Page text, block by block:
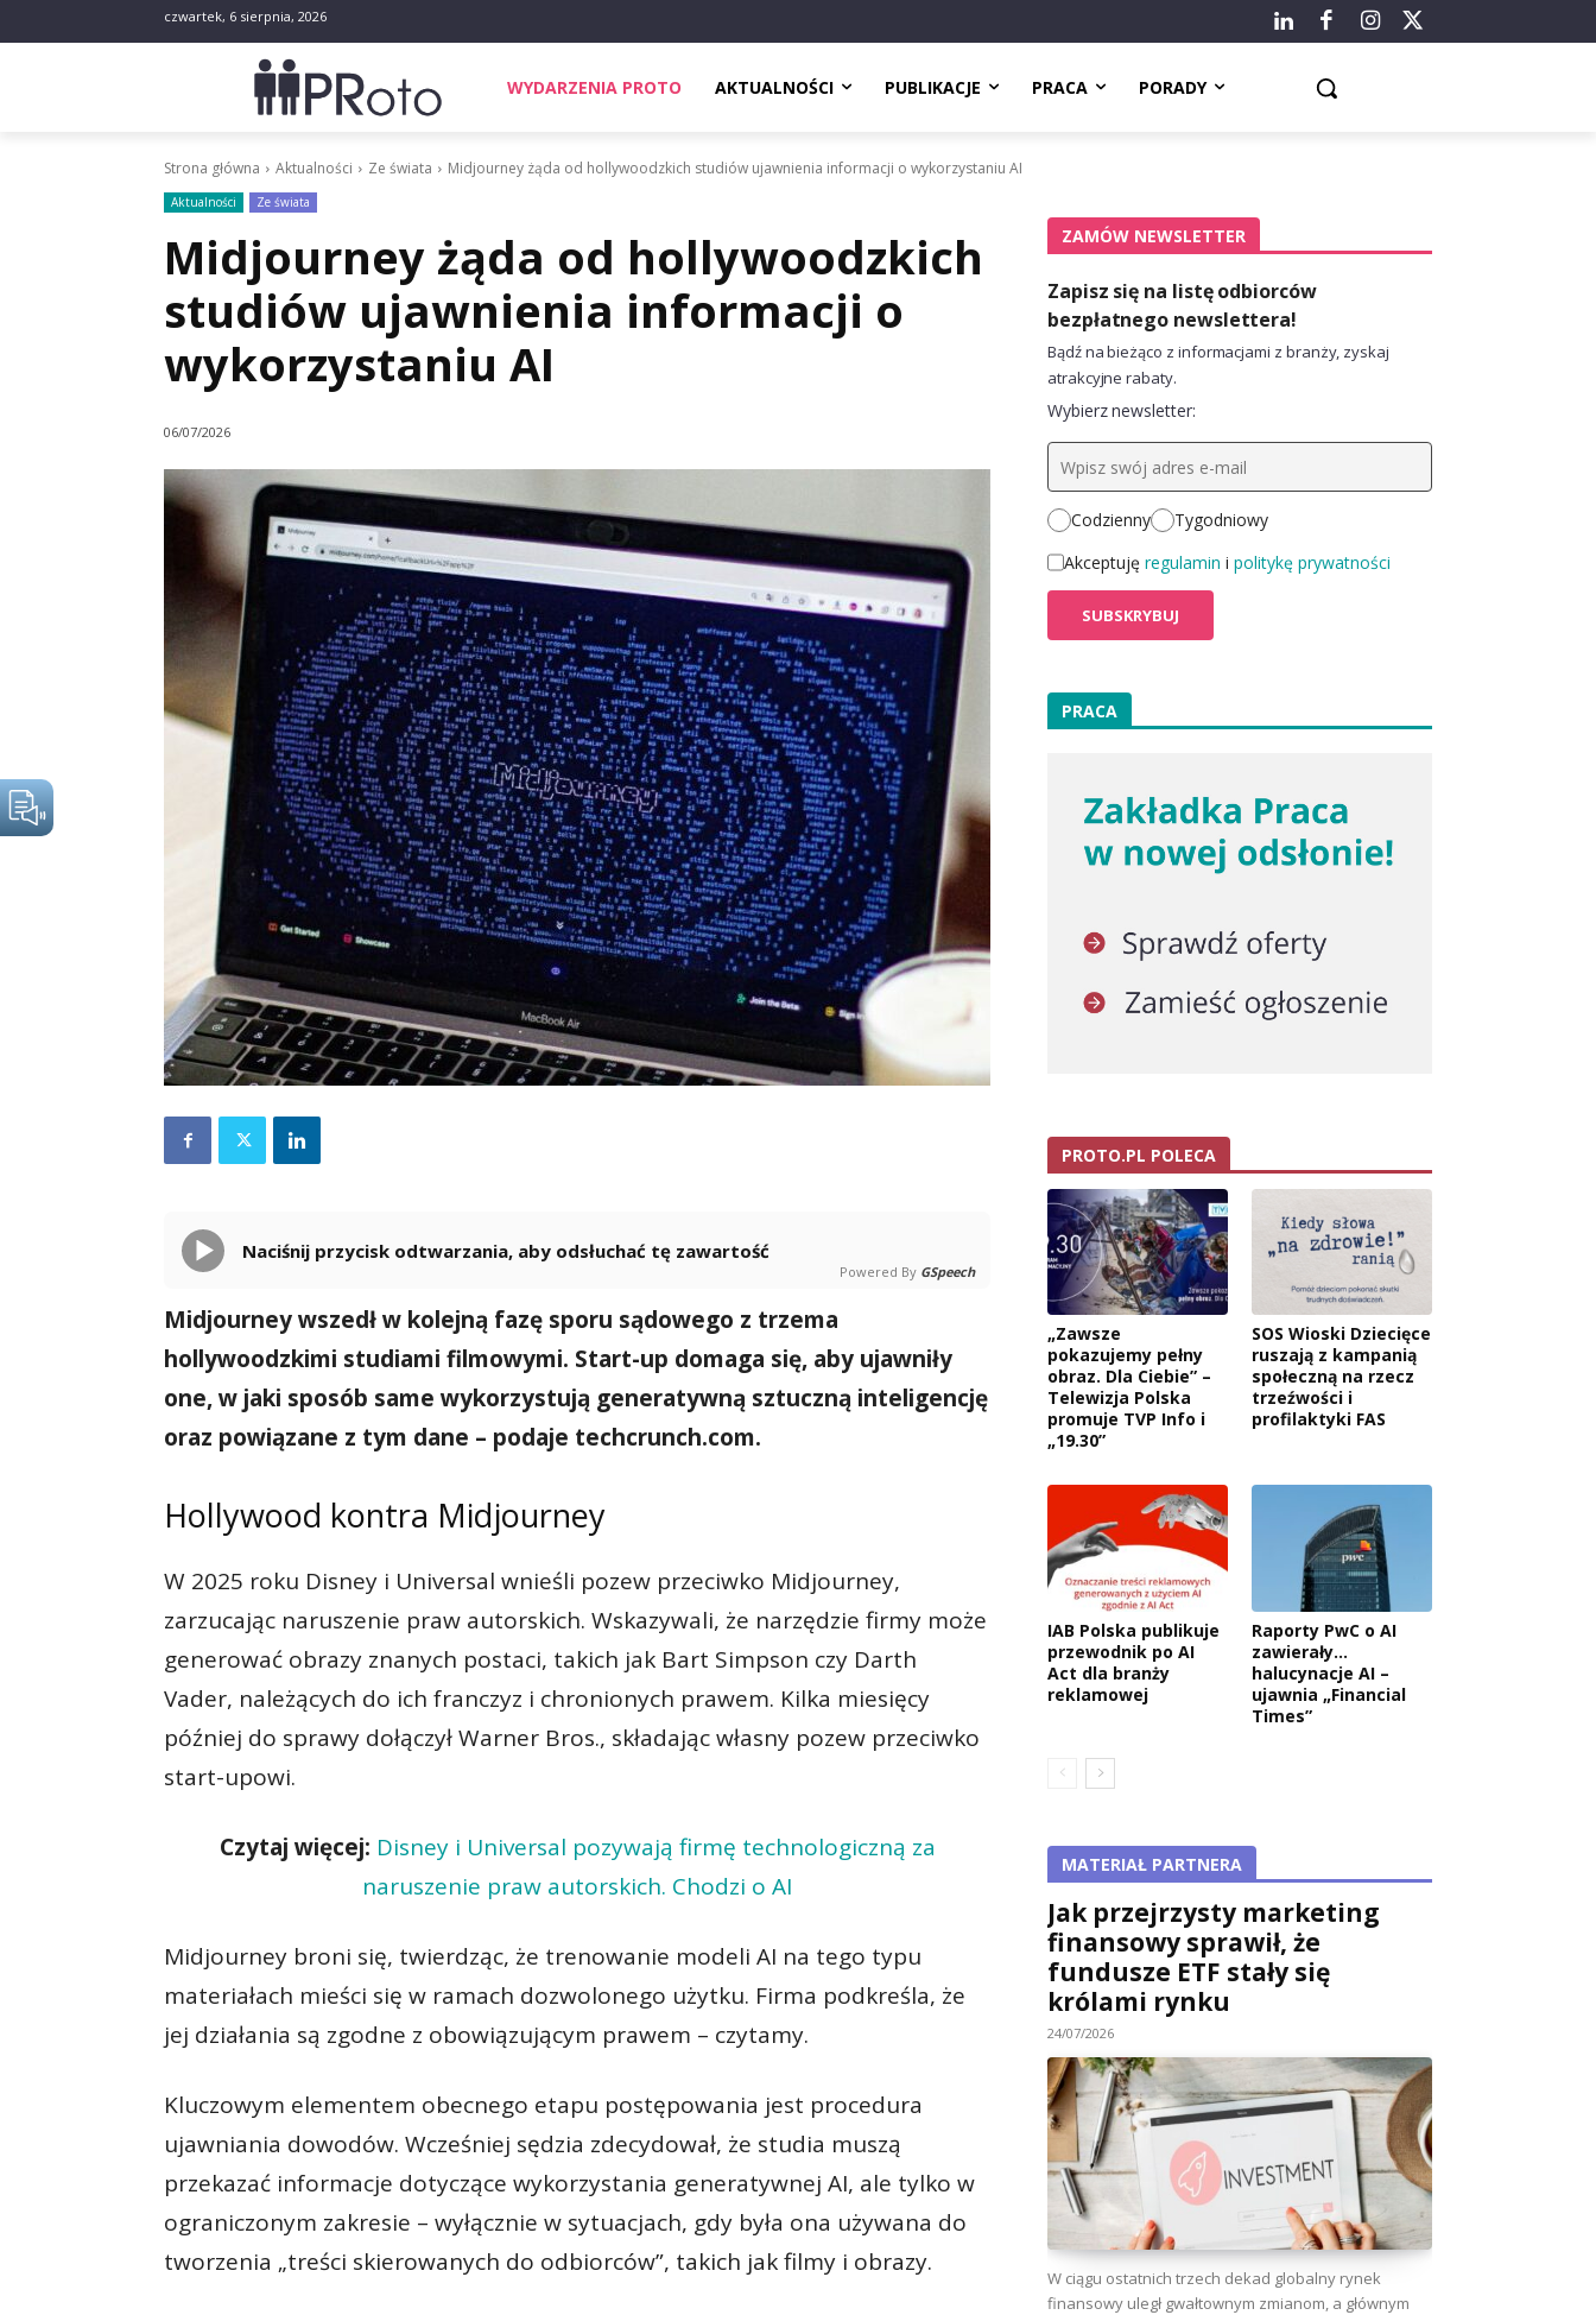
czwartek, 6 sierpnia, 2026
WYDARZENIA PROTO AKTUALNOŚCI PUBLIKACJE PRACA PORADY
Strona główna Aktualności Ze świata Midjourney żąda od hollywoodzkich studiów ujawnienia informacji o wykorzystaniu AI
Aktualności Ze świata
Midjourney żąda od hollywoodzkich
studiów ujawnienia informacji o
wykorzystaniu AI
06/07/2026
Naciśnij przycisk odtwarzania, aby odsłuchać tę zawartość
Powered By GSpeech
Midjourney wszedł w kolejną fazę sporu sądowego z trzema
hollywoodzkimi studiami filmowymi. Start-up domaga się, aby ujawniły
one, w jaki sposób same wykorzystują generatywną sztuczną inteligencję
oraz powiązane z tym dane – podaje techcrunch.com.
Hollywood kontra Midjourney
W 2025 roku Disney i Universal wnieśli pozew przeciwko Midjourney,
zarzucając naruszenie praw autorskich. Wskazywali, że narzędzie firmy może
generować obrazy znanych postaci, takich jak Bart Simpson czy Darth
Vader, należących do ich franczyz i chronionych prawem. Kilka miesięcy
później do sprawy dołączył Warner Bros., składając własny pozew przeciwko
start-upowi.
Czytaj więcej: Disney i Universal pozywają firmę technologiczną za
naruszenie praw autorskich. Chodzi o AI
Midjourney broni się, twierdząc, że trenowanie modeli AI na tego typu
materiałach mieści się w ramach dozwolonego użytku. Firma podkreśla, że
jej działania są zgodne z obowiązującym prawem – czytamy.
Kluczowym elementem obecnego etapu postępowania jest procedura
ujawniania dowodów. Wcześniej sędzia zdecydował, że studia muszą
przekazać informacje dotyczące wykorzystania generatywnej AI, ale tylko w
ograniczonym zakresie – wyłącznie w sytuacjach, gdy była ona używana do
tworzenia „treści skierowanych do odbiorców”, takich jak filmy i obrazy.
ZAMÓW NEWSLETTER
Zapisz się na listę odbiorców
bezpłatnego newslettera!
Bądź na bieżąco z informacjami z branży, zyskaj
atrakcyjne rabaty.
Wybierz newsletter:
Codzienny
Tygodniowy
Akceptuję regulamin i politykę prywatności
PRACA
PROTO.PL POLECA
„Zawsze
pokazujemy pełny
obraz. Dla Ciebie” –
Telewizja Polska
promuje TVP Info i
„19.30”
SOS Wioski Dziecięce
ruszają z kampanią
społeczną na rzecz
trzeźwości i
profilaktyki FAS
IAB Polska publikuje
przewodnik po AI
Act dla branży
reklamowej
Raporty PwC o AI
zawierały…
halucynacje AI –
ujawnia „Financial
Times”
MATERIAŁ PARTNERA
Jak przejrzysty marketing
finansowy sprawił, że
fundusze ETF stały się
królami rynku
24/07/2026
W ciągu ostatnich trzech dekad globalny rynek
finansowy uległ gwałtownym zmianom, a głównym